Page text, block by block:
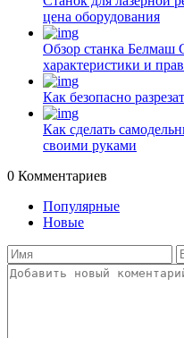
цена оборудования
Обзор станка Белмаш
характеристики и
Как безопасно
Как сделать
своими руками
0 Комментариев
Популярные
Новые